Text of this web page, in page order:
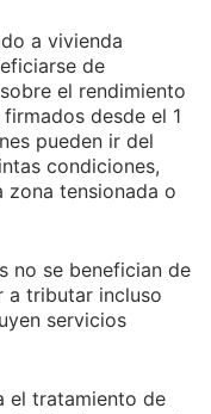
a vivienda
de
el rendimiento
desde el 1
pueden ir del
condiciones,
zona tensionada o
no se benefician de
a tributar incluso
servicios
el tratamiento de